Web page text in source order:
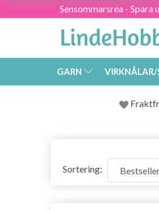
Sensommarsrea -
GARN VIRKNÅLAR/
Sortering: